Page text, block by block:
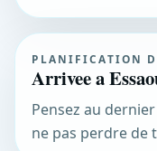
PLANIFICATION
Arrivee a
Pensez au
ne pas perdre de